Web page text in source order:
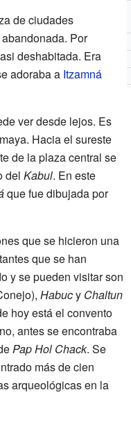
de ciudades
Por
deshabitada. Era
adoraba a Itzamná
ver desde lejos. Es
Hacia el sureste
de la plaza central se
del Kabul. En este
que fue dibujada por
que se hicieron una
que se han
y se pueden visitar son
Habucy Chaltun
hoy está el convento
antes se encontraba
Pap Hol Chack. Se
más de cien
arqueológicas en la